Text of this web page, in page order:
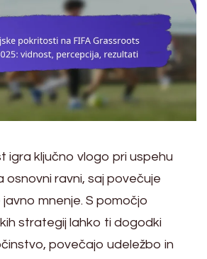
igra ključno vlogo pri uspehu
osnovni ravni, saj povečuje
mnenje. S pomočjo
strategij lahko ti dogodki
povečajo udeležbo in